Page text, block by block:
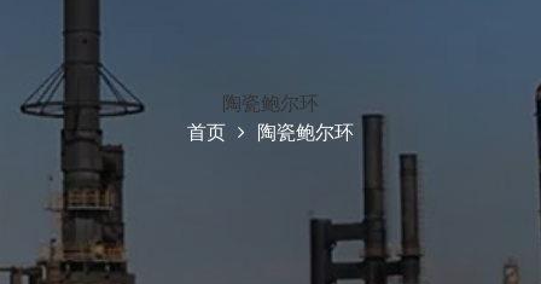
陶瓷鲍尔环
首页
陶瓷鲍尔环